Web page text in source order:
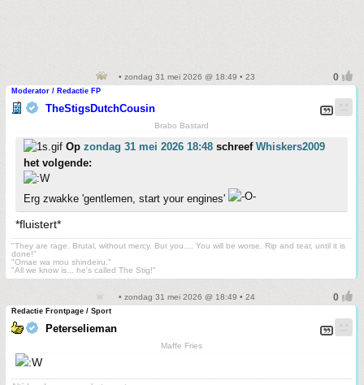
• zondag 31 mei 2026 @ 18:49 • 23
Moderator / Redactie FP
TheStigsDutchCousin
Brabo Bastard
Op zondag 31 mei 2026 18:48 schreef Whiskers2009
het volgende:
Erg zwakke 'gentlemen, start your engines'
*fluistert*
"They are rage. Brutal, without mercy. But you.... You will be worse. Rip and tear, until it is
done!"
"Omae wa mou shindeiru."
"All we know is... he's called The Stig!"
• zondag 31 mei 2026 @ 18:49 • 24
Redactie Frontpage / Sport
Peterselieman
Maffe Fries